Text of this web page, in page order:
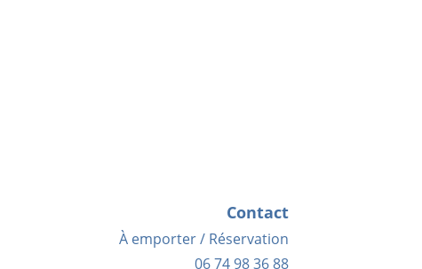
Contact
À emporter / Réservation
06 74 98 36 88